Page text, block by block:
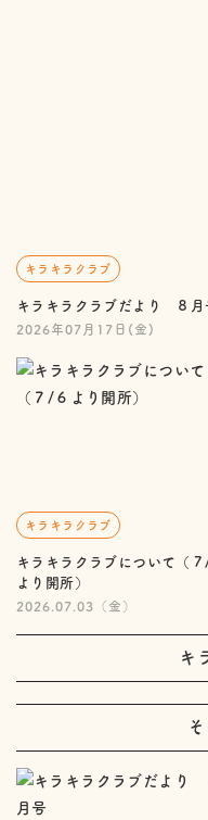
キラキラクラブ
キラキラクラブだより ８月
2026年07月17日(金)
キラキラクラブ
キラキラクラブについて（７
より開所）
2026.07.03（金）
キ